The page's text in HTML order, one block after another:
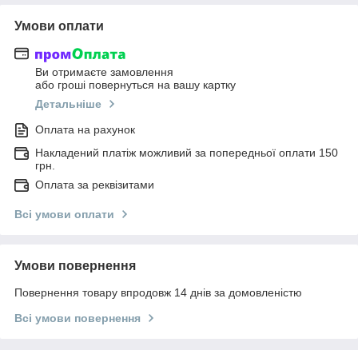
Умови оплати
Ви отримаєте замовлення
або гроші повернуться на вашу картку
Детальніше
Оплата на рахунок
Накладений платіж можливий за попередньої оплати 150
грн.
Оплата за реквізитами
Всі умови оплати
Умови повернення
Повернення товару впродовж 14 днів за домовленістю
Всі умови повернення